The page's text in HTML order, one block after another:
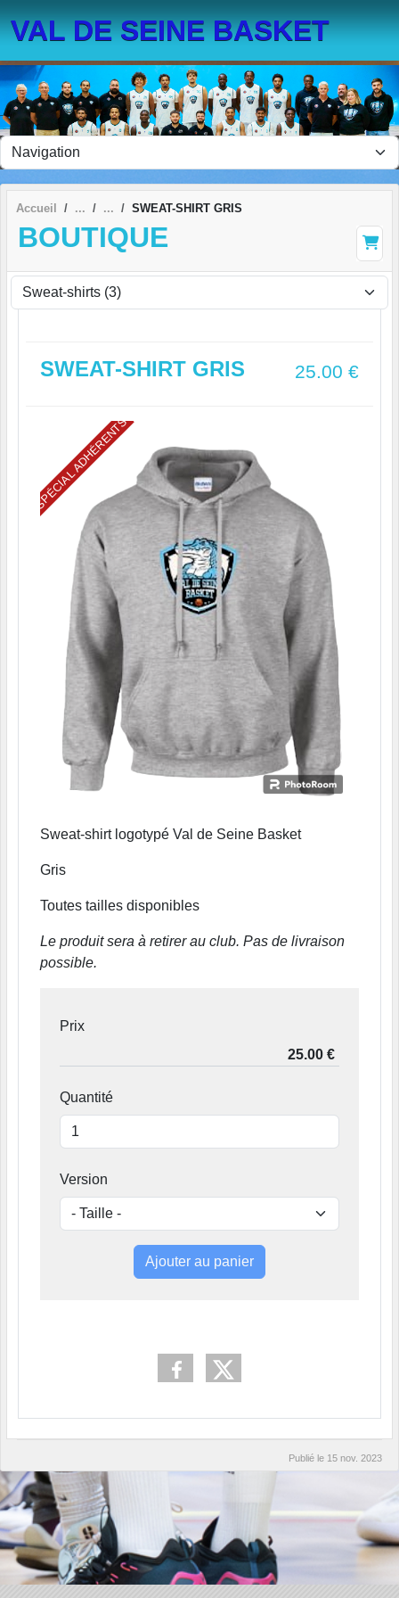
VAL DE SEINE BASKET
Accueil SWEAT-SHIRT GRIS
BOUTIQUE
SWEAT-SHIRT GRIS 25.00 €
SPÉCIAL ADHÉRENTS
Sweat-shirt logotypé Val de Seine Basket
Gris
Toutes tailles disponibles
Le produit sera à retirer au club. Pas de livraison
possible.
Prix
Quantité
Version
Ajouter au panier
Publié le 15 nov. 2023